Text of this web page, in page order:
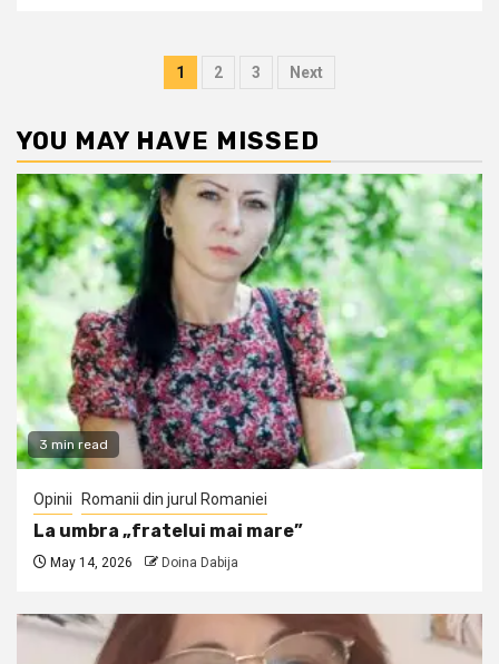
Posts
1 2 3 Next
YOU MAY HAVE MISSED
3 min read
Opinii Romanii din jurul Romaniei
La umbra „fratelui mai mare”
May 14, 2026 Doina Dabija